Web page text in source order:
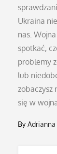
Ukraina
nas.
spotkać,
problemy
lub
zobaczysz
się w
ByAdrianna